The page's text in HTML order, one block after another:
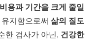
용과 기간을 크게 줄일
지함으로써 삶의 질도
한 검사가 아닌, 건강한